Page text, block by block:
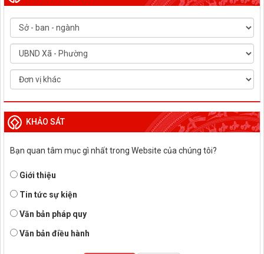
KHẢO SÁT
Bạn quan tâm mục gì nhất trong Website của chúng tôi?
Giới thiệu
Tin tức sự kiện
Văn bản pháp quy
Văn bản điều hành